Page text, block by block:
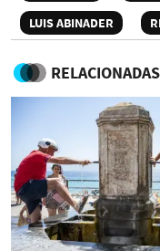
LUIS ABINADER
RELACIONADAS